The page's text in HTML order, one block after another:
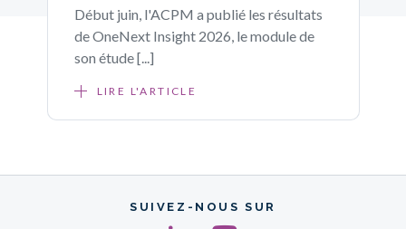
Début juin, l'ACPM a publié les résultats
de OneNext Insight 2026, le module de
son étude [...]
LIRE L'ARTICLE
SUIVEZ-NOUS SUR